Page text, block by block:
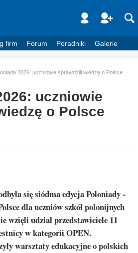
firm Forum Poradniki Galerie
2026: uczniowie sprawdzili wiedzę o Polsce
uczniowie
o Polsce
się siódma edycja Poloniady -
dla uczniów szkół polonijnych
wzięli udział przedstawiciele 11
w kategorii OPEN.
warsztaty edukacyjne o polskich